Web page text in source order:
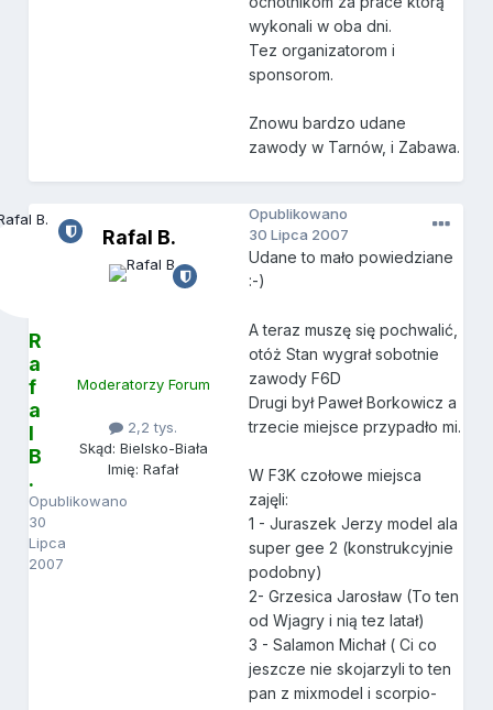
wykonali w oba dni.
Tez organizatorom i
sponsorom.
Znowu bardzo udane
zawody w Tarnów, i Zabawa.
R
a
f
a
l
B
.
Opublikowano
30
Lipca
2007
Rafal B.
Moderatorzy Forum
2,2 tys.
Skąd: Bielsko-Biała
Imię: Rafał
Opublikowano
30 Lipca 2007
Udane to mało powiedziane
:-)
A teraz muszę się pochwalić,
otóż Stan wygrał sobotnie
zawody F6D
Drugi był Paweł Borkowicz a
trzecie miejsce przypadło mi.
W F3K czołowe miejsca
zajęli:
1 - Juraszek Jerzy model ala
super gee 2 (konstrukcyjnie
podobny)
2- Grzesica Jarosław (To ten
od Wjagry i nią tez latał)
3 - Salamon Michał ( Ci co
jeszcze nie skojarzyli to ten
pan z mixmodel i scorpio-